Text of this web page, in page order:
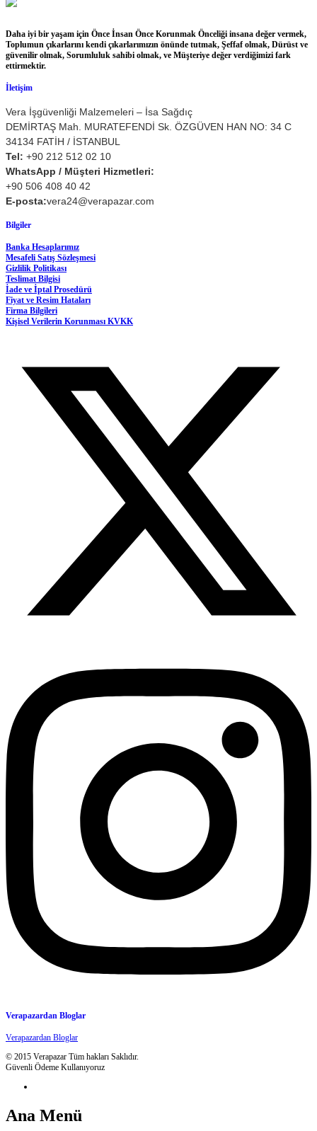
Daha iyi bir yaşam için Önce İnsan Önce Korunmak Önceliği insana değer vermek,
Toplumun çıkarlarını kendi çıkarlarımızın önünde tutmak, Şeffaf olmak, Dürüst ve
güvenilir olmak, Sorumluluk sahibi olmak, ve Müşteriye değer verdiğimizi fark
ettirmektir.
İletişim
Vera İşgüvenliği Malzemeleri – İsa Sağdıç
DEMİRTAŞ Mah. MURATEFENDİ Sk. ÖZGÜVEN HAN NO: 34 C
34134 FATİH / İSTANBUL
Tel: +90 212 512 02 10
WhatsApp / Müşteri Hizmetleri:
+90 506 408 40 42
E-posta:vera24@verapazar.com
Bilgiler
Banka Hesaplarımız
Mesafeli Satış Sözleşmesi
Gizlilik Politikası
Teslimat Bilgisi
İade ve İptal Prosedürü
Fiyat ve Resim Hataları
Firma Bilgileri
Kişisel Verilerin Korunması KVKK
Verapazardan Bloglar
Verapazardan Bloglar
© 2015 Verapazar Tüm hakları Saklıdır.
Güvenli Ödeme Kullanıyoruz
Ana Menü